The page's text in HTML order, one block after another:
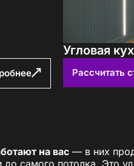
Угловая
Рассчитать
на вас — в них
самого потолка. Это